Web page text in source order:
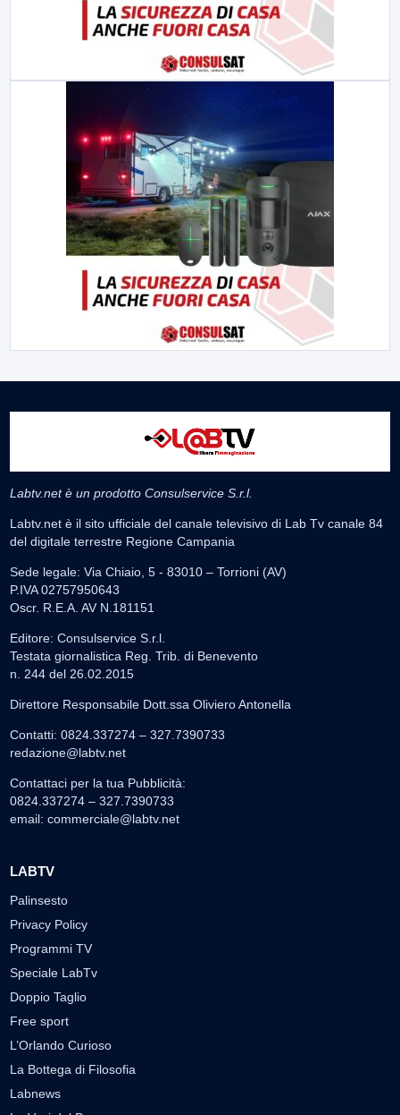
Labtv.net è un prodotto Consulservice S.r.l.
Labtv.net è il sito ufficiale del canale televisivo di Lab Tv canale 84
del digitale terrestre Regione Campania
Sede legale: Via Chiaio, 5 - 83010 – Torrioni (AV)
P.IVA 02757950643
Oscr. R.E.A. AV N.181151
Editore: Consulservice S.r.l.
Testata giornalistica Reg. Trib. di Benevento
n. 244 del 26.02.2015
Direttore Responsabile Dott.ssa Oliviero Antonella
Contatti: 0824.337274 – 327.7390733
redazione@labtv.net
Contattaci per la tua Pubblicità:
0824.337274 – 327.7390733
email: commerciale@labtv.net
LABTV
Palinsesto
Privacy Policy
Programmi TV
Speciale LabTv
Doppio Taglio
Free sport
L’Orlando Curioso
La Bottega di Filosofia
Labnews